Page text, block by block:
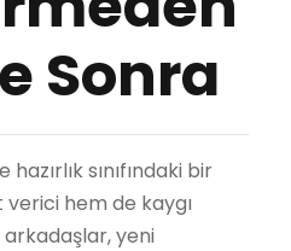
Sonra
hazırlık sınıfındaki bir
hem de kaygı
arkadaşlar, yeni